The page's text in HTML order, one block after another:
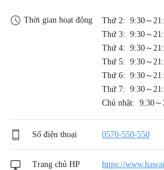
Thời gian hoạt động
Thứ 2: 9:30～
Thứ 3: 9:30～
Thứ 4: 9:30～
Thứ 5: 9:30～
Thứ 6: 9:30～
Thứ 7: 9:30～
Chủ nhật: 9:30～
Số điện thoại 0570-550-550
Trang chủ HP https://